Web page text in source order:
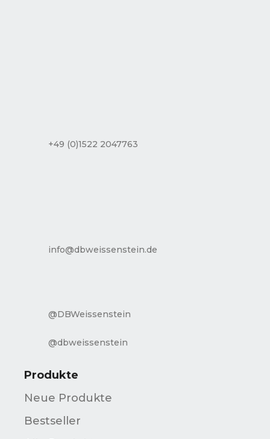
+49 (0)1522 2047763
info@dbweissenstein.de
@DBWeissenstein
@dbweissenstein
Produkte
Neue Produkte
Bestseller